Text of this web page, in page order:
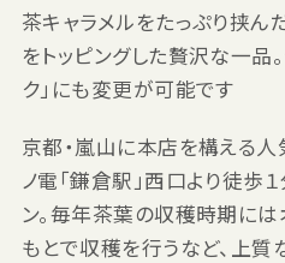
茶キャラメルをたっぷり挟ん
をトッピングした贅沢な一品
ク」にも変更が可能です
京都・嵐山に本店を構える人
ノ電「鎌倉駅」西口より徒歩
ン。毎年茶葉の収穫時期に
もとで収穫を行うなど、上質